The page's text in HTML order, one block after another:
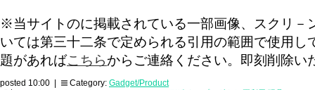
※当サイトのに掲載されている一部画像、スクリ－
いては第三十二条で定められる引用の範囲で使用し
題があればこちらからご連絡ください。即刻削除い
posted 10:00 | Category: Gadget/Product